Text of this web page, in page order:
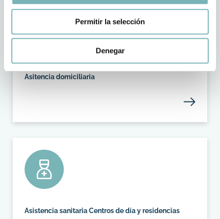
Permitir la selección
Denegar
Asitencia domiciliaria
Asistencia sanitaria Centros de día y residencias